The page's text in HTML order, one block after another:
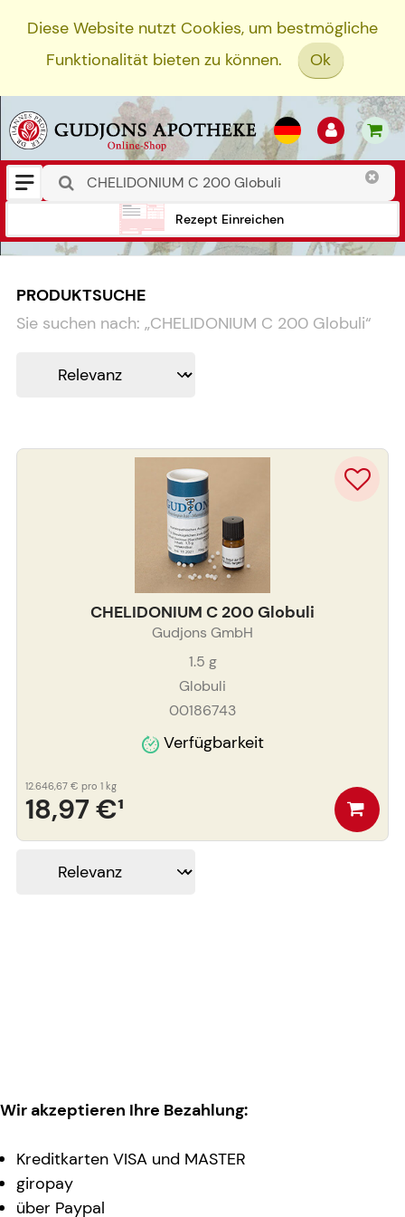
Diese Website nutzt Cookies, um bestmögliche
Funktionalität bieten zu können.
Ok
Rezept Einreichen
PRODUKTSUCHE
Sie suchen nach: „CHELIDONIUM C 200 Globuli“
CHELIDONIUM C 200 Globuli
Gudjons GmbH
1.5 g
Globuli
00186743
Verfügbarkeit
18,97 €¹
12.646,67 € pro 1 kg
Wir akzeptieren Ihre Bezahlung:
Kreditkarten VISA und MASTER
giropay
über Paypal